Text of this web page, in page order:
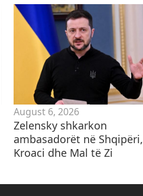
August 6, 2026
Zelensky shkarkon
ambasadorët në Shqipëri,
Kroaci dhe Mal të Zi